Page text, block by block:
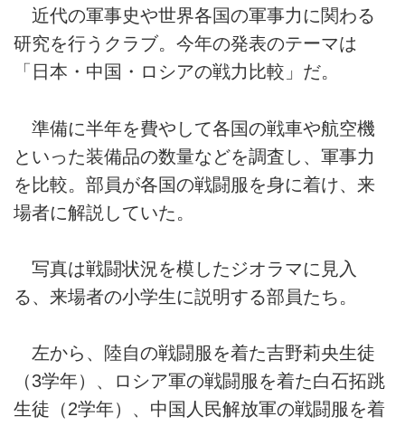
近代の軍事史や世界各国の軍事力に関わる
研究を行うクラブ。今年の発表のテーマは
「日本・中国・ロシアの戦力比較」だ。
準備に半年を費やして各国の戦車や航空機
といった装備品の数量などを調査し、軍事力
を比較。部員が各国の戦闘服を身に着け、来
場者に解説していた。
写真は戦闘状況を模したジオラマに見入
る、来場者の小学生に説明する部員たち。
左から、陸自の戦闘服を着た吉野莉央生徒
（3学年）、ロシア軍の戦闘服を着た白石拓跳
生徒（2学年）、中国人民解放軍の戦闘服を着